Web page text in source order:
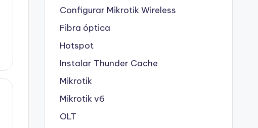
Configurar Mikrotik Wireless
Fibra óptica
Hotspot
Instalar Thunder Cache
Mikrotik
Mikrotik v6
OLT